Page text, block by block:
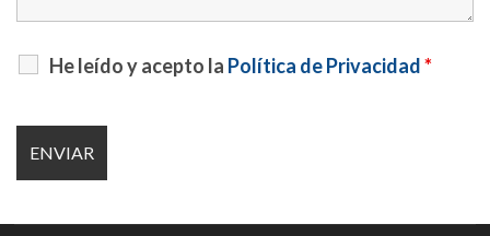
He leído y acepto la Política de Privacidad*